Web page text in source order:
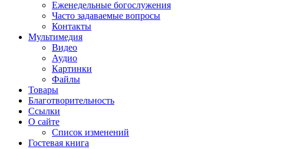
Еженедельные богослужения
Часто задаваемые вопросы
Контакты
Мультимедия
Видео
Аудио
Картинки
Файлы
Товары
Благотворительность
Ссылки
О сайте
Список изменений
Гостевая книга